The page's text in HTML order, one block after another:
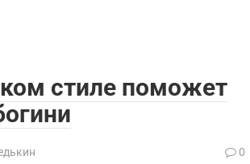
стиле поможет
0